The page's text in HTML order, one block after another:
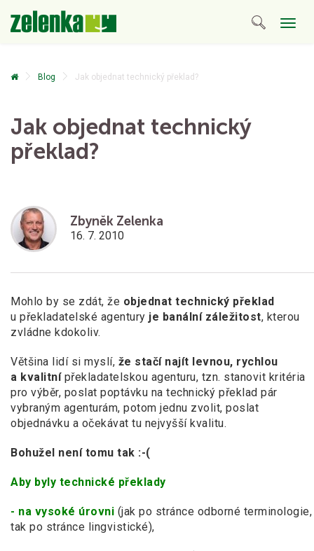
Blog Jak objednat technický překlad?
Jak objednat technický
překlad?
Zbyněk Zelenka
16. 7. 2010
Mohlo by se zdát, že objednat technický překlad
u překladatelské agentury je banální záležitost, kterou
zvládne kdokoliv.
Většina lidí si myslí, že stačí najít levnou, rychlou
a kvalitnípřekladatelskou agenturu, tzn. stanovit kritéria
pro výběr, poslat poptávku na technický překlad pár
vybraným agenturám, potom jednu zvolit, poslat
objednávku a očekávat tu nejvyšší kvalitu.
Bohužel není tomu tak :-(
Aby byly technické překlady
- na vysoké úrovni (jak po stránce odborné terminologie,
tak po stránce lingvistické),